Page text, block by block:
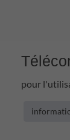
pour